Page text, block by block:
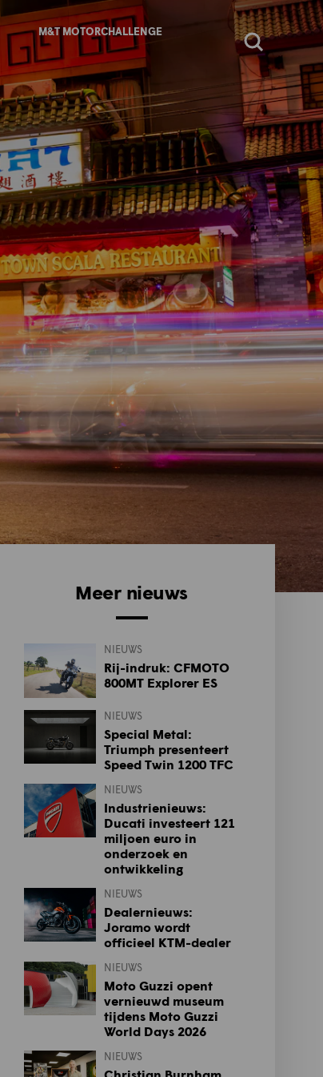
M&T MOTORCHALLENGE
Zoeken
Meer nieuws
NIEUWS
Rij-indruk: CFMOTO
800MT Explorer ES
NIEUWS
Special Metal:
Triumph presenteert
Speed Twin 1200 TFC
NIEUWS
Industrienieuws:
Ducati investeert 121
miljoen euro in
onderzoek en
ontwikkeling
NIEUWS
Dealernieuws:
Joramo wordt
officieel KTM-dealer
NIEUWS
Moto Guzzi opent
vernieuwd museum
tijdens Moto Guzzi
World Days 2026
NIEUWS
Christian Burnham